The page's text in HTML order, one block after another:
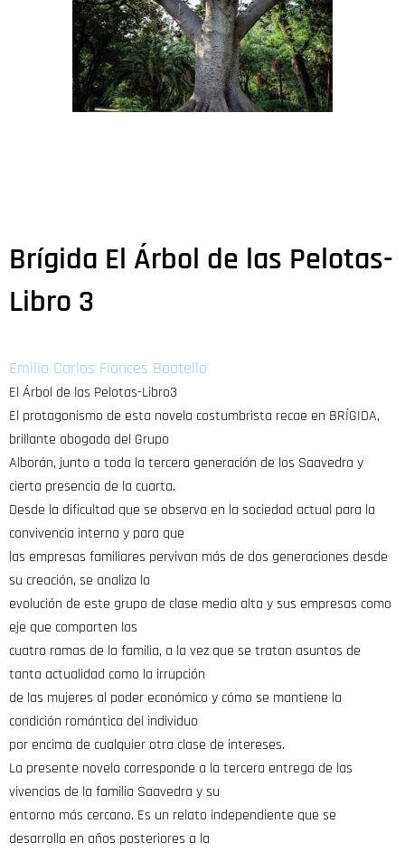
Brígida El Árbol de las Pelotas-
Libro 3
Emilio Carlos Fiances Bootello
El Árbol de las Pelotas-Libro3
El protagonismo de esta novela costumbrista recae en BRÍGIDA,
brillante abogada del Grupo
Alborán, junto a toda la tercera generación de los Saavedra y
cierta presencia de la cuarta.
Desde la dificultad que se observa en la sociedad actual para la
convivencia interna y para que
las empresas familiares pervivan más de dos generaciones desde
su creación, se analiza la
evolución de este grupo de clase media alta y sus empresas como
eje que comparten las
cuatro ramas de la familia, a la vez que se tratan asuntos de
tanta actualidad como la irrupción
de las mujeres al poder económico y cómo se mantiene la
condición romántica del individuo
por encima de cualquier otra clase de intereses.
La presente novela corresponde a la tercera entrega de las
vivencias de la familia Saavedra y su
entorno más cercano. Es un relato independiente que se
desarrolla en años posteriores a la